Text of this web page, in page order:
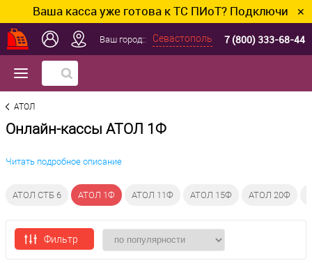
Ваша касса уже готова к ТС ПИоТ? Подключим и ✕
Ваш город:: Севастополь 7 (800) 333-68-44
АТОЛ
Онлайн-кассы АТОЛ 1Ф
Читать подробное описание
АТОЛ СТБ 6 АТОЛ 1Ф АТОЛ 11Ф АТОЛ 15Ф АТОЛ 20Ф
Фильтр